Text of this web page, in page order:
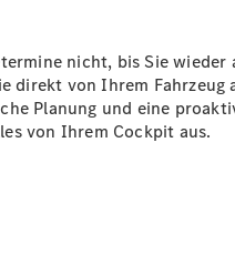
nicht, bis Sie
von Ihrem Fahrzeug
Planung und eine
von Ihrem Cockpit aus.